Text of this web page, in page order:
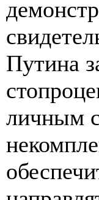
Путина
личным